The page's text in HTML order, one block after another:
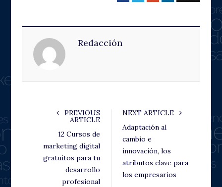
Redacción
PREVIOUS
ARTICLE
12 Cursos de
marketing digital
gratuitos para tu
desarrollo
profesional
NEXT ARTICLE
Adaptación al
cambio e
innovación, los
atributos clave para
los empresarios